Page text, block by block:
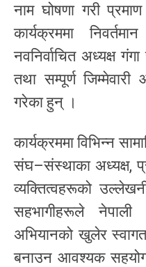
नाम घोषणा गरी
कार्यक्रममा
नवनिर्वाचित अध्यक्ष
तथा सम्पूर्ण
गरेका हुन् ।
कार्यक्रममा विभिन्न
संघ–संस्थाका अध्यक्ष,
व्यक्तित्वहरूको
सहभागीहरूले
अभियानको खुलेर
बनाउन आवश्यक